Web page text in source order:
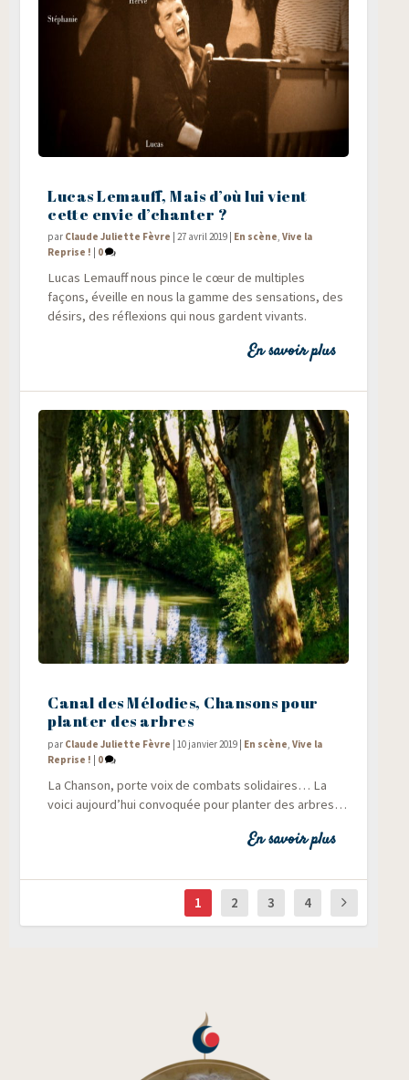
Lucas Lemauff, Mais d’où lui vient
cette envie d’chanter ?
par Claude Juliette Fèvre |27 avril 2019 En scène,Vive la
Reprise !
0
Lucas Lemauff nous pince le cœur de mul­tiples
façons, éveille en nous la gamme des sen­sa­tions, des
dési­rs, des réflexions qui nous gardent vivants.
En savoir plus
Canal des Mélodies, Chansons pour
planter des arbres
par Claude Juliette Fèvre |10 janvier 2019 En scène,Vive la
Reprise !
0
La Chan­son, porte voix de com­bats soli­daires… La
voi­ci aujourd’hui convo­quée pour plan­ter des arbres…
En savoir plus
1 2 3 4